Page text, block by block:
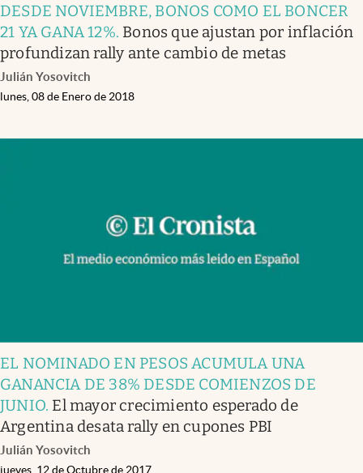
DESDE NOVIEMBRE, BONOS COMO EL BONCER
21 YA GANA 12%. Bonos que ajustan por inflación
profundizan rally ante cambio de metas
Julián Yosovitch
lunes, 08 de Enero de 2018
EL NOMINADO EN PESOS ACUMULA UNA
GANANCIA DE 38% DESDE COMIENZOS DE
JUNIO. El mayor crecimiento esperado de
Argentina desata rally en cupones PBI
Julián Yosovitch
jueves, 12 de Octubre de 2017